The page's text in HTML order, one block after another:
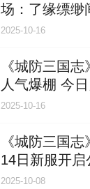
场：了缘缥缈
2025-10-16
《城防三国
人气爆棚 今
2025-10-16
《城防三国
14日新服开
载恭迎体验
2025-10-08